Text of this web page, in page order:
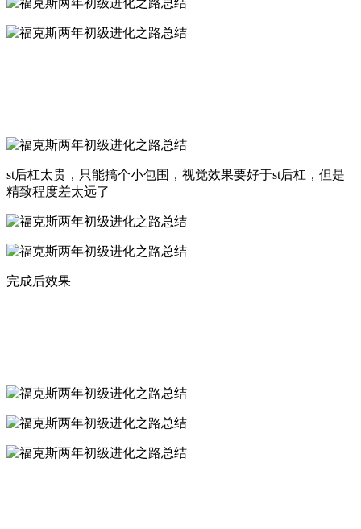
st后杠太贵，只能搞个小包围，视觉效果要好于st后杠，但是
精致程度差太远了
完成后效果